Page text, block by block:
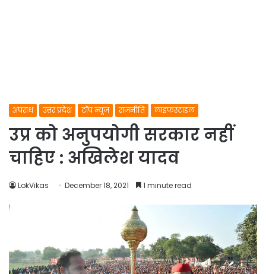
अपराध उत्तर प्रदेश टॉप न्यूज राजनीति लाइफस्टाइल
उप्र को अनुपयोगी सरकार नहीं
चाहिए : अखिलेश यादव
LokVikas December 18, 2021 1 minute read